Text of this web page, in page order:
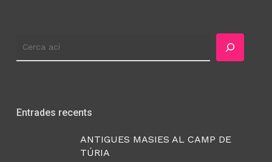
Cercador
Entrades recents
ANTIGUES MASIES AL CAMP DE
TÚRIA